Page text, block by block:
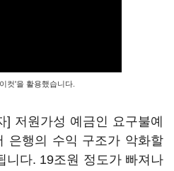
컷'을 활용했습니다.
] 저원가성 예금인 요구불예
은행의 수익 구조가 악화할
니다. 19조원 정도가 빠져나